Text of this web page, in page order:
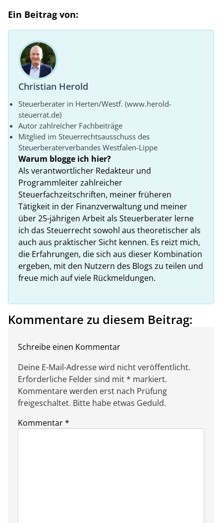
Ein Beitrag von:
Christian Herold
Steuerberater in Herten/Westf. (www.herold-
steuerrat.de)
Autor zahlreicher Fachbeiträge
Mitglied im Steuerrechtsausschuss des
Steuerberaterverbandes Westfalen-Lippe
Warum blogge ich hier?
Als verantwortlicher Redakteur und
Programmleiter zahlreicher
Steuerfachzeitschriften, meiner früheren
Tätigkeit in der Finanzverwaltung und meiner
über 25-jährigen Arbeit als Steuerberater lerne
ich das Steuerrecht sowohl aus theoretischer als
auch aus praktischer Sicht kennen. Es reizt mich,
die Erfahrungen, die sich aus dieser Kombination
ergeben, mit den Nutzern des Blogs zu teilen und
freue mich auf viele Rückmeldungen.
Kommentare zu diesem Beitrag:
Schreibe einen Kommentar
Deine E-Mail-Adresse wird nicht veröffentlicht.
Erforderliche Felder sind mit * markiert.
Kommentare werden erst nach Prüfung
freigeschaltet. Bitte habe etwas Geduld.
Kommentar*